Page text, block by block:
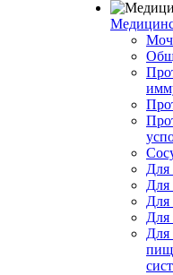
Для
Для
Для
Для
Для